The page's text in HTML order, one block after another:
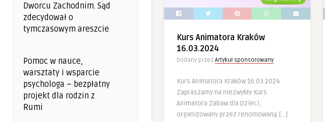
Dworcu Zachodnim. Sąd
zdecydował o
tymczasowym areszcie
Pomoc w nauce,
warsztaty i wsparcie
psychologa – bezpłatny
projekt dla rodzin z
Rumi
Kurs Animatora Kraków
16.03.2024
Dodany przez Artykuł sponsorowany
Kurs Animatora Kraków 16.03.2024
Zapraszamy na niezwykły Kurs
Animatora Zabaw dla Dzieci,
organizowany przez renomowaną […]